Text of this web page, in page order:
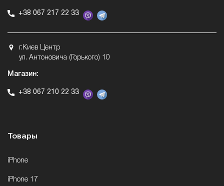
+38 067 217 22 33
г.Киев Центр
ул. Антоновича (Горького) 10
Магазин:
+38 067 210 22 33
Товары
iPhone
iPhone 17